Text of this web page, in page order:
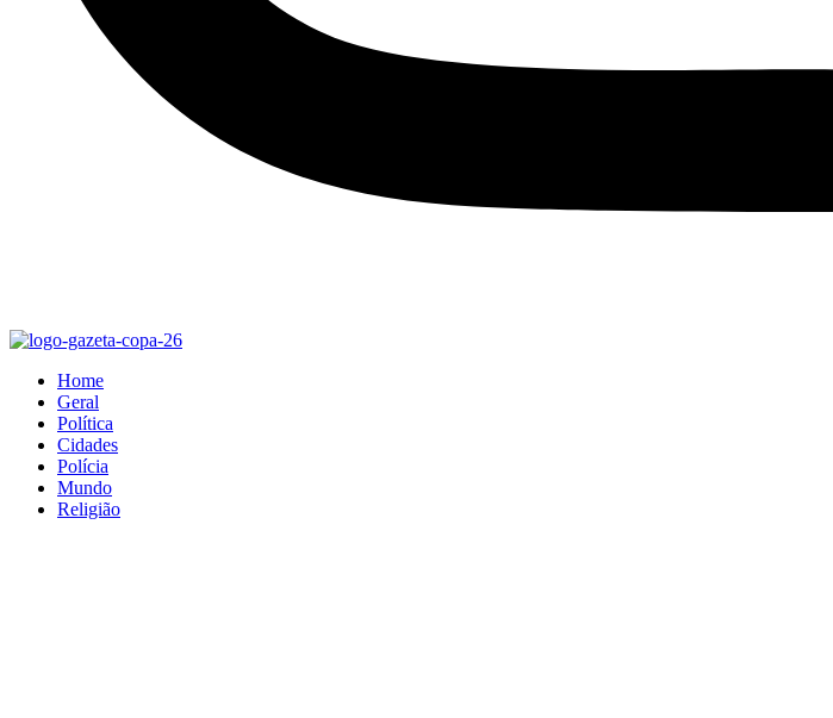
Home
Geral
Política
Cidades
Polícia
Mundo
Religião